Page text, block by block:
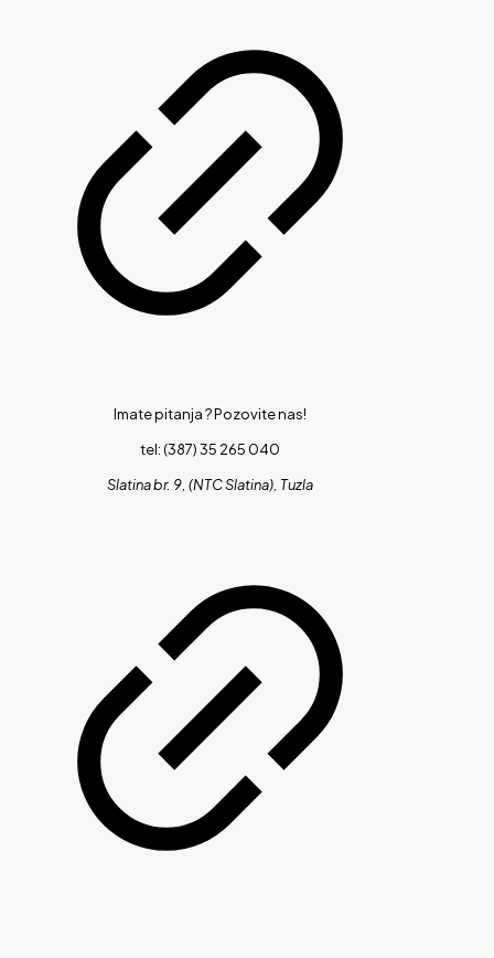
Imate pitanja ?Pozovite nas!
tel: (387) 35 265 040
Slatina br. 9, (NTC Slatina), Tuzla